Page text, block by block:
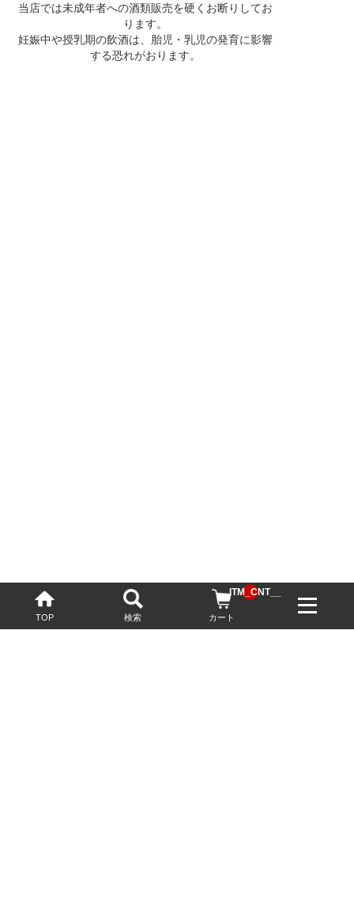
TOP 検索 カート
__ITM_CNT__
当店では未成年者への酒類販売を硬くお断りしてお
ります。
妊娠中や授乳期の飲酒は、胎児・乳児の発育に影響
する恐れがおります。